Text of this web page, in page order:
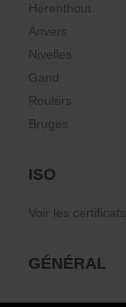
Herenthout
Anvers
Nivelles
Gand
Roulers
Bruges
ISO
Voir les certificats
GÉNÉRAL